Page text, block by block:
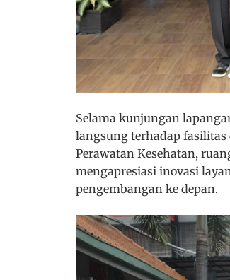
Selama kunjungan
langsung terhadap fasilitas
Perawatan Kesehatan,
mengapresiasi inovasi
pengembangan ke depan.